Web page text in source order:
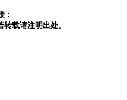
：
载请注明出处。